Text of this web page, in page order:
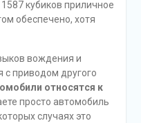
кубиков приличное
обеспечено, хотя
вождения и
приводом другого
относятся к
просто автомобиль
случаях это